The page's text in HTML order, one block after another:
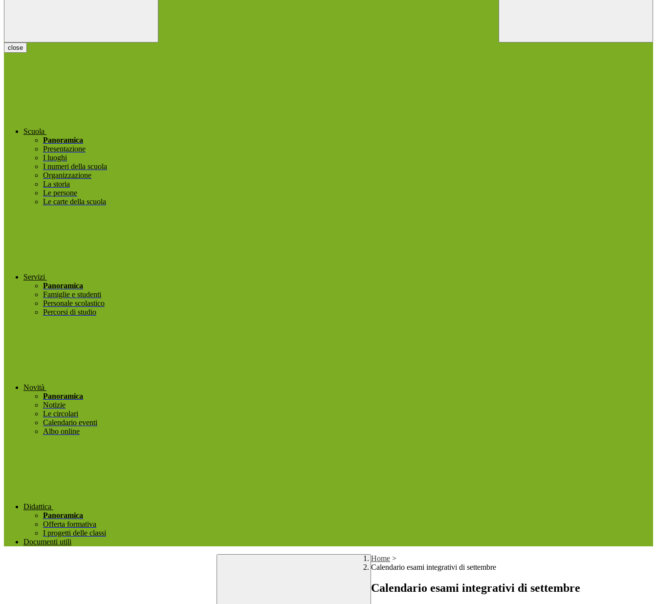
close
Scuola
Panoramica
Presentazione
I luoghi
I numeri della scuola
Organizzazione
La storia
Le persone
Le carte della scuola
Servizi
Panoramica
Famiglie e studenti
Personale scolastico
Percorsi di studio
Novità
Panoramica
Notizie
Le circolari
Calendario eventi
Albo online
Didattica
Panoramica
Offerta formativa
I progetti delle classi
Documenti utili
Home >
Calendario esami integrativi di settembre
Calendario esami integrativi di settembre